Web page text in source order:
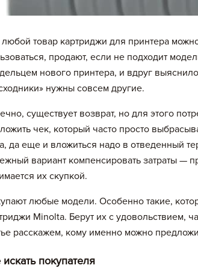
любой товар картриджи для принтера
продают, если не подходит
нового принтера, и вдруг
нужны совсем другие.
существует возврат, но для этого
чек, который часто просто
да еще и вложиться надо в отведенный
вариант компенсировать затраты —
их скупкой.
любые модели. Особенно такие,
Minolta. Берут их с удовольствием,
расскажем, кому именно можно
искать покупателя